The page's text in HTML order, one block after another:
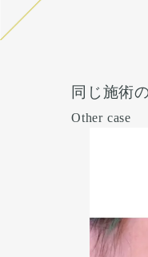
同じ施術
Other case